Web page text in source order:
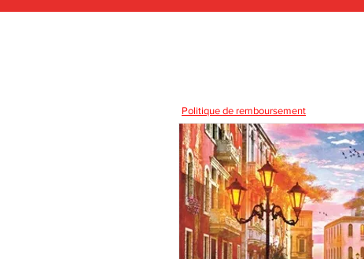
Politique de remboursement